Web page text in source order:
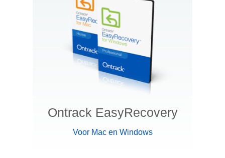
Ontrack EasyRecovery
Voor Mac en Windows